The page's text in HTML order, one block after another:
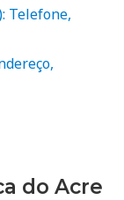
Telefone,
do Acre